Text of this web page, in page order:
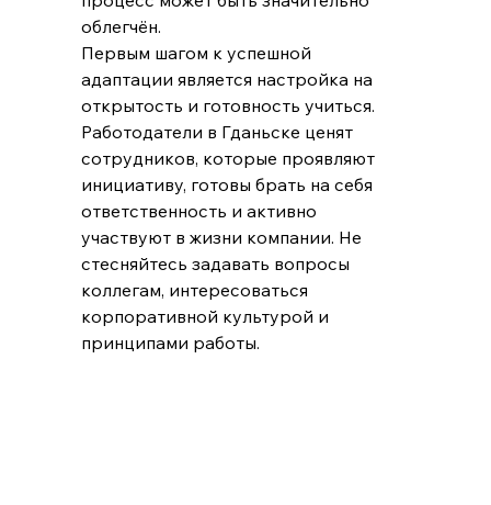
облегчён.
Первым шагом к успешной
адаптации является настройка на
открытость и готовность учиться.
Работодатели в Гданьске ценят
сотрудников, которые проявляют
инициативу, готовы брать на себя
ответственность и активно
участвуют в жизни компании. Не
стесняйтесь задавать вопросы
коллегам, интересоваться
корпоративной культурой и
принципами работы.